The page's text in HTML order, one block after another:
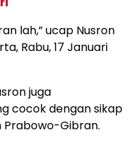
lah,” ucap Nusron
Rabu, 17 Januari
juga
cocok dengan sikap
Prabowo-Gibran.